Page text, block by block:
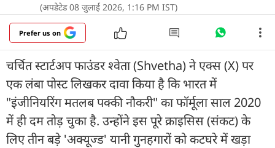
(अपडेटेड 08 जुलाई 2026, 1:16 PM IST)
Prefer us on
चर्चित स्टार्टअप फाउंडर श्वेता (Shvetha) ने एक्स (X) पर
एक लंबा पोस्ट लिखकर दावा किया है कि भारत में
"इंजीनियरिंग मतलब पक्की नौकरी" का फॉर्मूला साल 2020
में ही दम तोड़ चुका है. उन्होंने इस पूरे क्राइसिस (संकट) के
लिए तीन बड़े 'अक्यूज्ड' यानी गुनहगारों को कटघरे में खड़ा